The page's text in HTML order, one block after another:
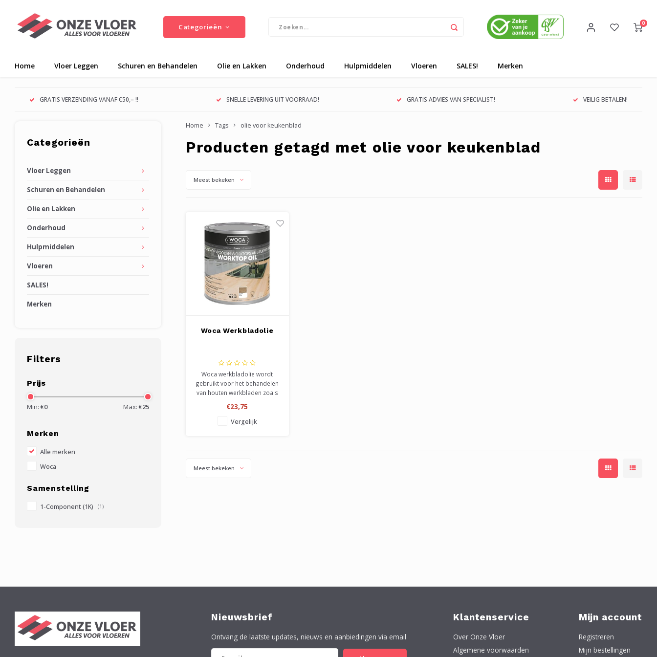
Categorieën 0
Home Vloer Leggen Schuren en Behandelen Olie en Lakken Onderhoud Hulpmiddelen Vloeren SALES! Merken
GRATIS VERZENDING VANAF €50,= !! SNELLE LEVERING UIT VOORRAAD! GRATIS ADVIES VAN SPECIALIST! VEILIG BETALEN!
Categorieën
Vloer Leggen
Schuren en Behandelen
Olie en Lakken
Onderhoud
Hulpmiddelen
Vloeren
SALES!
Merken
Filters
Prijs
Min: €0 Max: €25
Merken
Alle merken
Woca
Samenstelling
1-Component (1K) (1)
Home Tags olie voor keukenblad
Producten getagd met olie voor keukenblad
Meest bekeken
Woca Werkbladolie
Woca werkbladolie wordt
gebruikt voor het behandelen
van houten werkbladen zoals
en tafels. Heeft het safe voor
food kenmerk, waardoor het
€23,75
Vergelijk
Meest bekeken
Nieuwsbrief
Ontvang de laatste updates, nieuws en aanbiedingen via email
Klantenservice
Over Onze Vloer
Algemene voorwaarden
Mijn account
Registreren
Mijn bestellingen